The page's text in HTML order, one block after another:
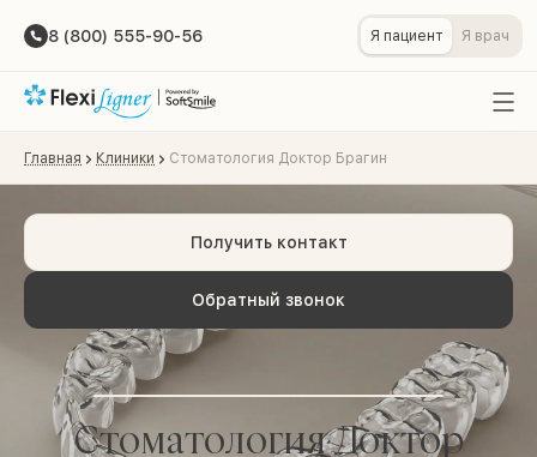
8 (800) 555-90-56 Я пациент Я врач
Главная Клиники Стоматология Доктор Брагин
Обратный звонок
Получить контакт
Стоматология Доктор